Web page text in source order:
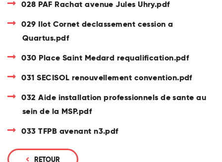
028 PAF Rachat avenue Jules Uhry.pdf
029 Ilot Cornet declassement cession a
Quartus.pdf
030 Place Saint Medard requalification.pdf
031 SECISOL renouvellement convention.pdf
032 Aide installation professionnels de sante au
sein de la MSP.pdf
033 TFPB avenant n3.pdf
RETOUR